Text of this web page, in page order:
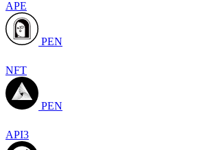
APE
PEN
NFT
PEN
API3